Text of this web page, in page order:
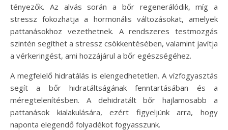
tényezők. Az alvás során a bőr regenerálódik, míg a
stressz fokozhatja a hormonális változásokat, amelyek
pattanásokhoz vezethetnek. A rendszeres testmozgás
szintén segíthet a stressz csökkentésében, valamint javítja
a vérkeringést, ami hozzájárul a bőr egészségéhez.
A megfelelő hidratálás is elengedhetetlen. A vízfogyasztás
segít a bőr hidratáltságának fenntartásában és a
méregtelenítésben. A dehidratált bőr hajlamosabb a
pattanások kialakulására, ezért figyeljünk arra, hogy
naponta elegendő folyadékot fogyasszunk.